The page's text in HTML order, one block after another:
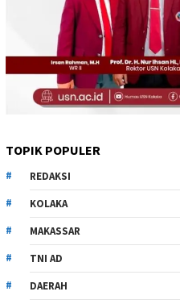
TOPIK POPULER
REDAKSI
KOLAKA
MAKASSAR
TNI AD
DAERAH